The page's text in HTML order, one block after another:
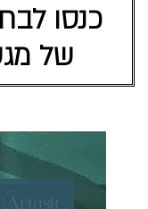
כנסו
של